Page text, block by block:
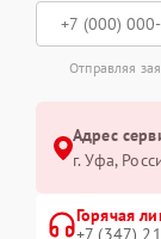
Отправляя
Адрес
г. Уфа,
Горячая
+7 (347)